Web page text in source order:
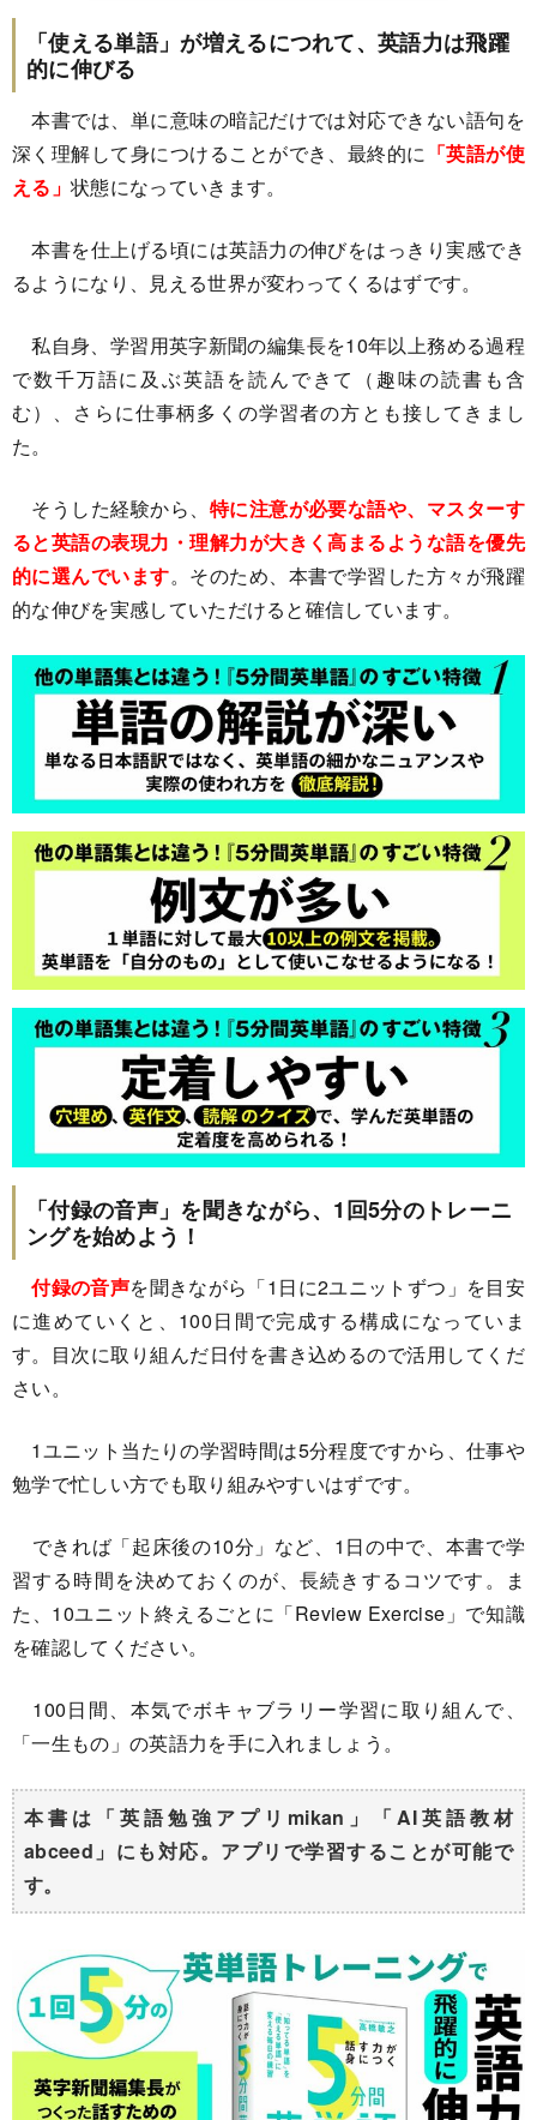
「使える単語」が増えるにつれて、英語力は飛躍
的に伸びる
本書では、単に意味の暗記だけでは対応できない語句を
深く理解して身につけることができ、最終的に 「英語が使
える」 状態になっていきます。
本書を仕上げる頃には英語力の伸びをはっきり実感でき
るようになり、見える世界が変わってくるはずです。
私自身、学習用英字新聞の編集長を10年以上務める過程
で数千万語に及ぶ英語を読んできて（趣味の読書も含
む）、さらに仕事柄多くの学習者の方とも接してきまし
た。
そうした経験から、 特に注意が必要な語や、マスターす
ると英語の表現力・理解力が大きく高まるような語を優先
的に選んでいます。そのため、本書で学習した方々が飛躍
的な伸びを実感していただけると確信しています。
「付録の音声」を聞きながら、1回5分のトレーニ
ングを始めよう！
付録の音声を聞きながら「1日に2ユニットずつ」を目安
に進めていくと、100日間で完成する構成になっていま
す。目次に取り組んだ日付を書き込めるので活用してくだ
さい。
1ユニット当たりの学習時間は5分程度ですから、仕事や
勉学で忙しい方でも取り組みやすいはずです。
できれば「起床後の10分」など、1日の中で、本書で学
習する時間を決めておくのが、長続きするコツです。ま
た、10ユニット終えるごとに「Review Exercise」で知識
を確認してください。
100日間、本気でボキャブラリー学習に取り組んで、
「一生もの」の英語力を手に入れましょう。
本書は「英語勉強アプリmikan」「AI英語教材
abceed」にも対応。アプリで学習することが可能で
す。